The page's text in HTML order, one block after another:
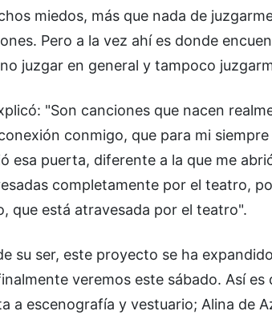
miedos, más que nada de
Pero a la vez ahí es donde
juzgar en general y tampoco
"Son canciones que nacen
conmigo, que para mi
esa puerta, diferente a la que me
completamente por el teatro,
que está atravesada por el teatro".
su ser, este proyecto se ha
veremos este sábado. Así es
a escenografía y vestuario; Alina de